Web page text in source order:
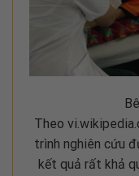
Theo
trình nghiên cứu
kết quả rất khả